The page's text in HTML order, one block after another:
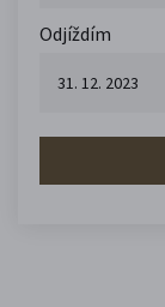
Odjíždím